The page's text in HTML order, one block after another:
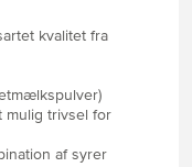
kvalitet fra
mulig trivsel for
af syrer